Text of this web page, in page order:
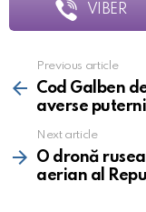
VIBER
more
Previous article
Cod Galben
averse
Next article
O dronă
aerian al